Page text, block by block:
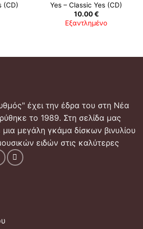
(CD)
Yes ‎– Classic Yes (CD)
10.00€
Εξαντλημένο
έχει την έδρα του στη Νέα
το 1989. Στη σελίδα μας
μια μεγάλη γκάμα δίσκων βινυλίου
ειδών στις καλύτερες